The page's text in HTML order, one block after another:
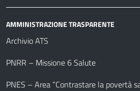
AMMINISTRAZIONE TRASPARENTE
Archivio ATS
PNRR – Missione 6 Salute
PNES – Area “Contrastare la povertà